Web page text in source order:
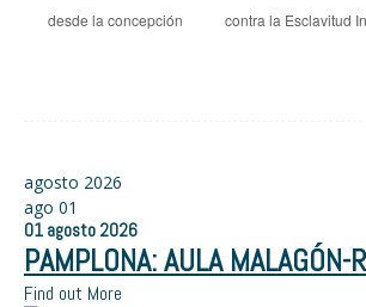
desde la concepción
contra la Esclavitud
agosto 2026
ago 01
01 agosto 2026
PAMPLONA: AULA MALAGÓN-
Find out More